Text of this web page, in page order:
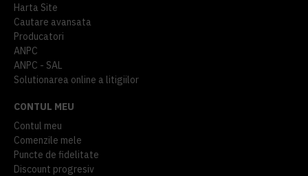
Harta Site
Cautare avansata
Producatori
ANPC
ANPC - SAL
Solutionarea online a litigiilor
CONTUL MEU
Contul meu
Comenzile mele
Puncte de fidelitate
Discount progresiv